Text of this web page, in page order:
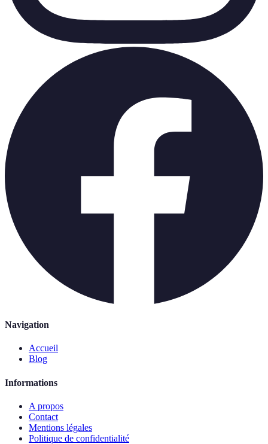
Navigation
Accueil
Blog
Informations
A propos
Contact
Mentions légales
Politique de confidentialité